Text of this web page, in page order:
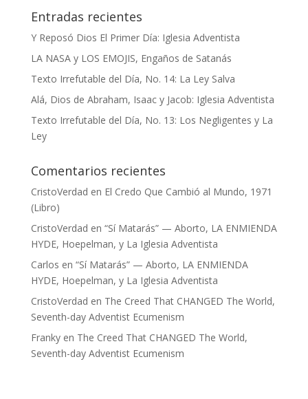
Entradas recientes
Y Reposó Dios El Primer Día: Iglesia Adventista
LA NASA y LOS EMOJIS, Engaños de Satanás
Texto Irrefutable del Día, No. 14: La Ley Salva
Alá, Dios de Abraham, Isaac y Jacob: Iglesia Adventista
Texto Irrefutable del Día, No. 13: Los Negligentes y La
Ley
Comentarios recientes
CristoVerdad en El Credo Que Cambió al Mundo, 1971
(Libro)
CristoVerdad en “Sí Matarás” — Aborto, LA ENMIENDA
HYDE, Hoepelman, y La Iglesia Adventista
Carlos en “Sí Matarás” — Aborto, LA ENMIENDA
HYDE, Hoepelman, y La Iglesia Adventista
CristoVerdad en The Creed That CHANGED The World,
Seventh-day Adventist Ecumenism
Frankyen The Creed That CHANGED The World,
Seventh-day Adventist Ecumenism